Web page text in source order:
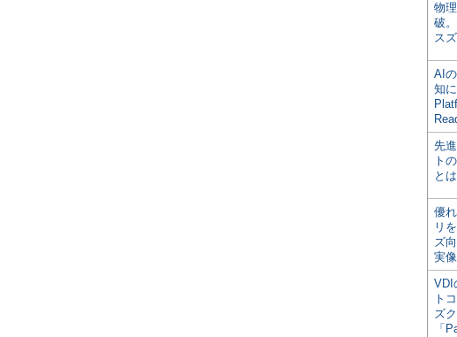
物
破
ス
AI
知
先
ト
と
優
リ
ズ
実像
VDI
ト
ズ
「